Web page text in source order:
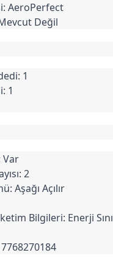
AeroPerfect
Değil
1
1
Var
2
Aşağı Açılır
Bilgileri: Enerji